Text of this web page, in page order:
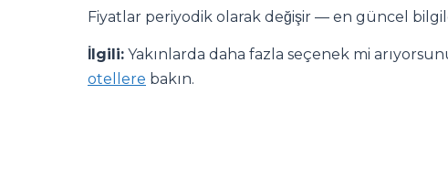
Fiyatlar periyodik olarak değişir — en güncel
İlgili: Yakınlarda daha fazla seçenek mi
otellere bakın.